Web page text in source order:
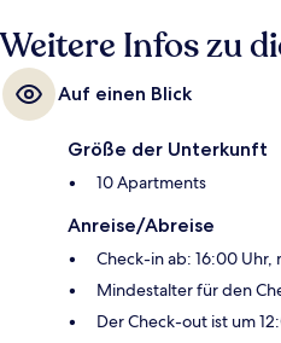
Weitere Infos zu
Auf einen Blick
Größe der Unterkunft
10 Apartments
Anreise/Abreise
Check-in ab: 16:00
Mindestalter für den
Der Check-out ist um